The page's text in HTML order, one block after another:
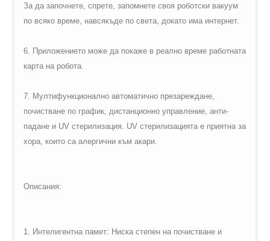
За да започнете, спрете, запомнете своя роботски вакуум
по всяко време, навсякъде по света, докато има интернет.
6. Приложението може да покаже в реално време работната
карта на робота.
7. Мултифункционално автоматично презареждане,
почистване по график, дистанционно управление, анти-
падане и UV стерилизация. UV стерилизацията е приятна за
хора, които са алергични към акари.
Описания:
1. Интелигентна памет: Ниска степен на почистване и